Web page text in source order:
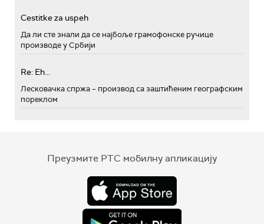
Cestitke za uspeh
Да ли сте знали да се најбоље грамофонске ручице
производе у Србији
Re: Eh...
Лесковачка спржа – производ са заштићеним географским
пореклом
Преузмите РТС мобилну апликацију